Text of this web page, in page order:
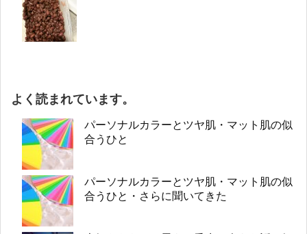
よく読まれています。
パーソナルカラーとツヤ肌・マット肌の似
合うひと
パーソナルカラーとツヤ肌・マット肌の似
合うひと・さらに聞いてきた